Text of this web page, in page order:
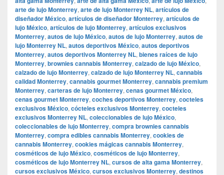
arte de lujo Monterrey, arte de lujo Monterrey NL, artículos de
diseñador México, artículos de diseñador Monterrey, artículos de
lujo México, artículos de lujo Monterrey, artículos exclusivos
Monterrey, autos de lujo México, autos de lujo Monterrey, autos de
lujo Monterrey NL, autos deportivos México, autos deportivos
Monterrey, autos deportivos Monterrey NL, bienes raíces de lujo
Monterrey, brownies cannabis Monterrey, calzado de lujo México,
calzado de lujo Monterrey, calzado de lujo Monterrey NL, cannabis
calidad Monterrey, cannabis gourmet Monterrey, cannabis premium
Monterrey, carteras de lujo Monterrey, cenas gourmet México,
cenas gourmet Monterrey, coches deportivos Monterrey, cocteles
exclusivos México, cócteles exclusivos Monterrey, cocteles
exclusivos Monterrey NL, coleccionables de lujo México,
coleccionables de lujo Monterrey, compra brownies cannabis
Monterrey, compra edibles cannabis Monterrey, cookies de
cannabis Monterrey, cookies mágicas cannabis Monterrey,
cosméticos de lujo México, cosméticos de lujo Monterrey,
cosméticos de lujo Monterrey NL, cursos de alta gama Monterrey,
cursos exclusivos México, cursos exclusivos Monterrey, destinos